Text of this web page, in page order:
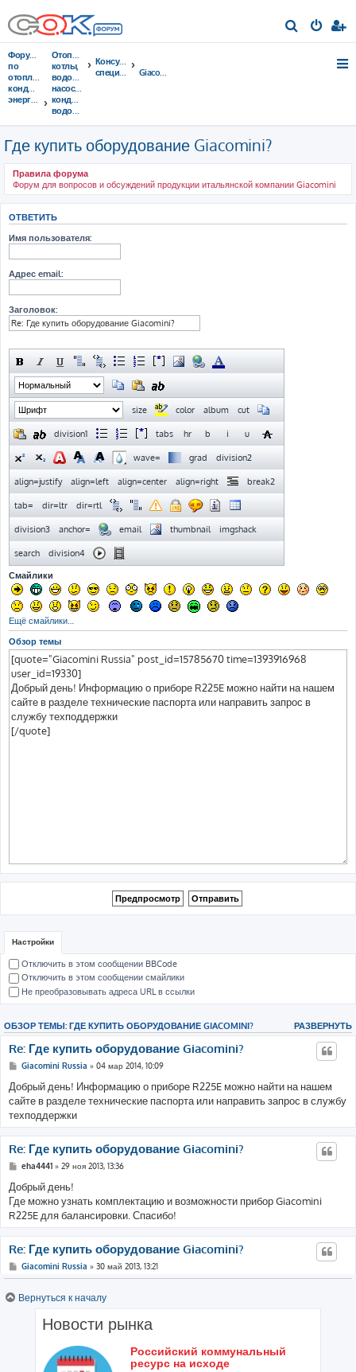
о
Форумы
по
отоплению,
кондиционированию,
энергосбережению
Отопительные
котлы,
водонагреватели,
насосы,
кондиционеры,
водоочистка...
Консультации
специалистов
Giacomini
Где купить оборудование Giacomini?
Правила форума
Форум для вопросов и обсуждений продукции итальянской компании Giacomini
ОТВЕТИТЬ
Имя пользователя:
Адрес email:
Заголовок:
Смайлики
Ещё смайлики…
Обзор темы
Настройки
Отключить в этом сообщении BBCode
Отключить в этом сообщении смайлики
Не преобразовывать адреса URL в ссылки
РАЗВЕРНУТЬ
ОБЗОР ТЕМЫ: ГДЕ КУПИТЬ ОБОРУДОВАНИЕ GIACOMINI?
Re: Где купить оборудование Giacomini?
Giacomini Russia » 04 мар 2014, 10:09
Добрый день! Информацию о приборе R225E можно найти на нашем
сайте в разделе технические паспорта или направить запрос в службу
техподдержки
Re: Где купить оборудование Giacomini?
eha4441» 29 ноя 2013, 13:36
Добрый день!
Где можно узнать комплектацию и возможности прибор Giacomini
R225E для балансировки. Спасибо!
Re: Где купить оборудование Giacomini?
Giacomini Russia » 30 май 2013, 13:21
указаны контакты официальных дистрибуторов, дилеров,
Re: Где купить оборудование Giacomini?
fesguru » 30 май 2013, 12:04
Вернуться к началу
Новости рынка
Российский коммунальный
ресурс на исходе